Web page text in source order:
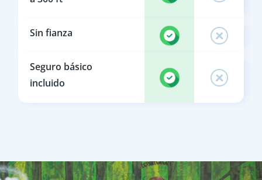
Sin fianza
Seguro básico
incluido